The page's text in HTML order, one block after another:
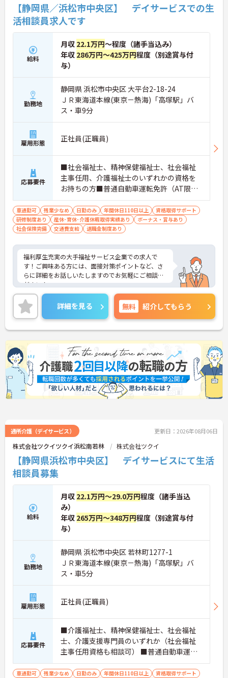
【静岡県／浜松市中央区】 デイサービスでの生
活相談員求人です
給料
月収 22.1万円～程度（諸手当込み）
年収 286万円～425万円程度（別途賞与付
与）
勤務地
静岡県 浜松市中央区 大平台2-18-24
ＪＲ東海道本線(東京－熱海)「高塚駅」バ
ス・車9分
雇用形態 正社員(正職員)
応募要件
■社会福祉士、精神保健福祉士、社会福祉
主事任用、介護福祉士のいずれかの資格を
お持ちの方■普通自動車運転免許（AT限定
可）
車通勤可 残業少なめ 日勤のみ 年間休日110日以上
資格取得サポート
研修制度あり
産休･育休･介護休暇取得実績あり
ボーナス・賞与あり
社会保険完備
交通費支給 退職金制度あり
福利厚生充実の大手福祉サービス企業での求人で
す！ご興味ある方には、面接対策ポイントなど、さ
らに詳細をお話しいたしますのでお気軽にご相談く
ださい！
詳細を見る 無料 紹介してもらう
通所介護（デイサービス） 更新日：2026年08月06日
株式会社ツクイツクイ浜松南若林 株式会社ツクイ
【静岡県浜松市中央区】 デイサービスにて生活
相談員募集
給料
月収 22.1万円～29.0万円程度（諸手当込
み）
年収 265万円～348万円程度（別途賞与付
与）
勤務地
静岡県 浜松市中央区 若林町1277-1
ＪＲ東海道本線(東京－熱海)「高塚駅」バ
ス・車5分
雇用形態 正社員(正職員)
応募要件
■介護福祉士、精神保健福祉士、社会福祉
士、介護支援専門員のいずれか（社会福祉
主事任用資格も相談可） ■普通自動車運転
免許（ＡＴ限定可） ■未経験可
車通勤可 残業少なめ 日勤のみ 年間休日110日以上
資格取得サポート